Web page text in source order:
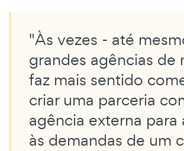
"Às vezes - até
grandes agências de
faz mais sentido
criar uma parceria
agência externa para
às demandas de um